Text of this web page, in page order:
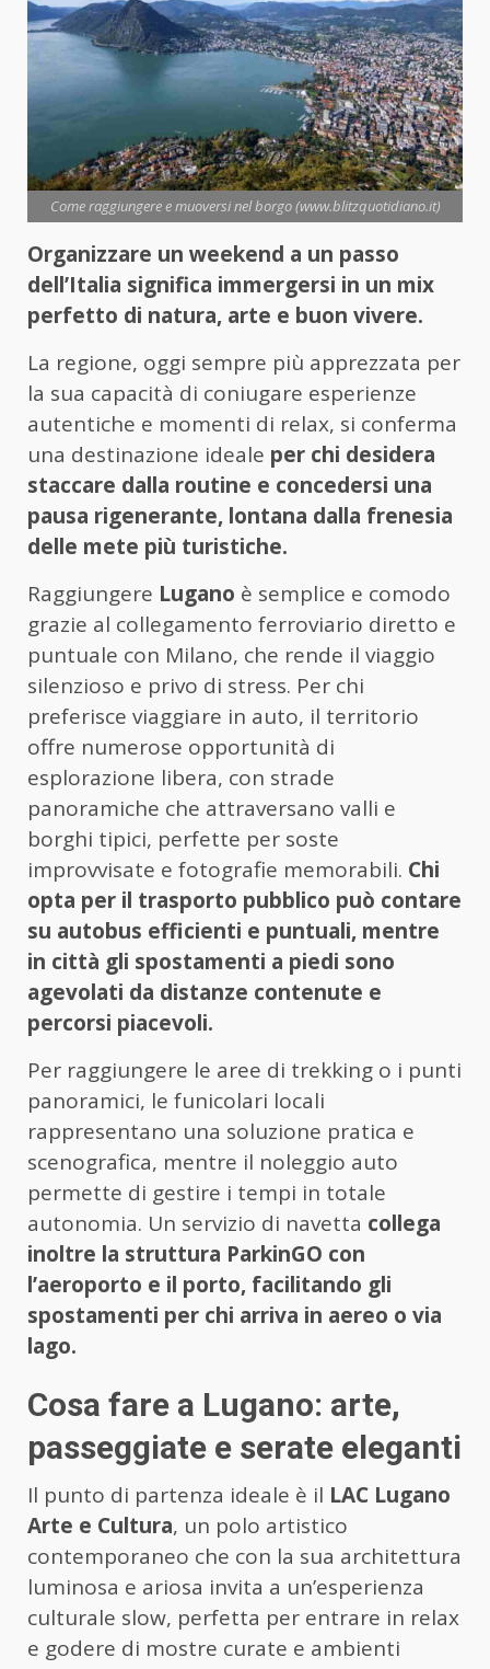
Come raggiungere e muoversi nel borgo (www.blitzquotidiano.it)
Organizzare un weekend a un passo
dell’Italia significa immergersi in un mix
perfetto di natura, arte e buon vivere.
La regione, oggi sempre più apprezzata per
la sua capacità di coniugare esperienze
autentiche e momenti di relax, si conferma
una destinazione ideale per chi desidera
staccare dalla routine e concedersi una
pausa rigenerante, lontana dalla frenesia
delle mete più turistiche.
Raggiungere Lugano è semplice e comodo
grazie al collegamento ferroviario diretto e
puntuale con Milano, che rende il viaggio
silenzioso e privo di stress. Per chi
preferisce viaggiare in auto, il territorio
offre numerose opportunità di
esplorazione libera, con strade
panoramiche che attraversano valli e
borghi tipici, perfette per soste
improvvisate e fotografie memorabili. Chi
opta per il trasporto pubblico può contare
su autobus efficienti e puntuali, mentre
in città gli spostamenti a piedi sono
agevolati da distanze contenute e
percorsi piacevoli.
Per raggiungere le aree di trekking o i punti
panoramici, le funicolari locali
rappresentano una soluzione pratica e
scenografica, mentre il noleggio auto
permette di gestire i tempi in totale
autonomia. Un servizio di navetta collega
inoltre la struttura ParkinGO con
l’aeroporto e il porto, facilitando gli
spostamenti per chi arriva in aereo o via
lago.
Cosa fare a Lugano: arte,
passeggiate e serate eleganti
Il punto di partenza ideale è il LAC Lugano
Arte e Cultura, un polo artistico
contemporaneo che con la sua architettura
luminosa e ariosa invita a un’esperienza
culturale slow, perfetta per entrare in relax
e godere di mostre curate e ambienti